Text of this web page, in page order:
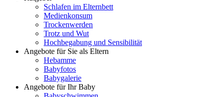
Nachwuchs
Schlafen im Elternbett
Medienkonsum
Trockenwerden
Trotz und Wut
Hochbegabung und Sensibilität
Angebote für Sie als Eltern
Hebamme
Babyfotos
Babygalerie
Angebote für Ihr Baby